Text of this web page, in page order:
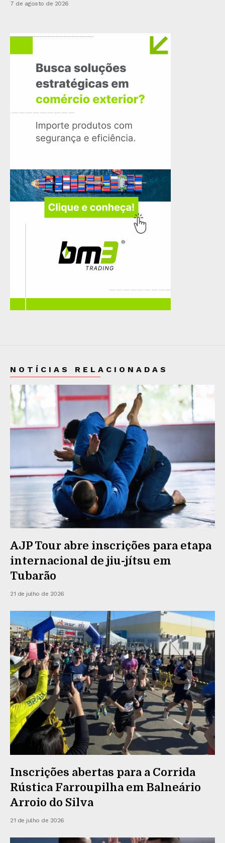
7 de agosto de 2026
NOTÍCIAS RELACIONADAS
AJP Tour abre inscrições para etapa
internacional de jiu-jítsu em
Tubarão
21 de julho de 2026
Inscrições abertas para a Corrida
Rústica Farroupilha em Balneário
Arroio do Silva
21 de julho de 2026